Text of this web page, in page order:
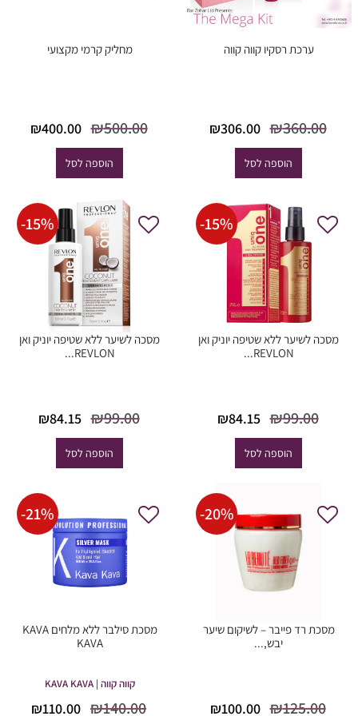
ערכת רסקיו קווה קווה
₪360.00
המחיר
היה:
₪360.00.
₪306.00
הוספה לסל
מחליק קרמי מקצועי
₪500.00
המחיר
היה:
₪500.00.
₪400.00
הוספה לסל
-15%
מסכה לשיער ללא שטיפה יוניק ואן
REVLON...
₪99.00
המחיר
היה:
₪99.00.
₪84.15
הוספה לסל
-15%
מסכה לשיער ללא שטיפה יוניק ואן
REVLON...
₪99.00
המחיר
היה:
₪99.00.
₪84.15
הוספה לסל
-20%
מסכת רד פייבר – לשיקום שיער
יבש,...
₪125.00
המחיר₪100.00
-21%
מסכת סילבר ללא מלחים KAVA
KAVA
קווה קווה | KAVA KAVA
₪140.00
המחיר₪110.00